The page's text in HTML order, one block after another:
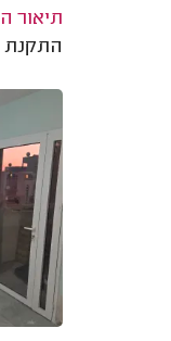
תיאור
התקנת